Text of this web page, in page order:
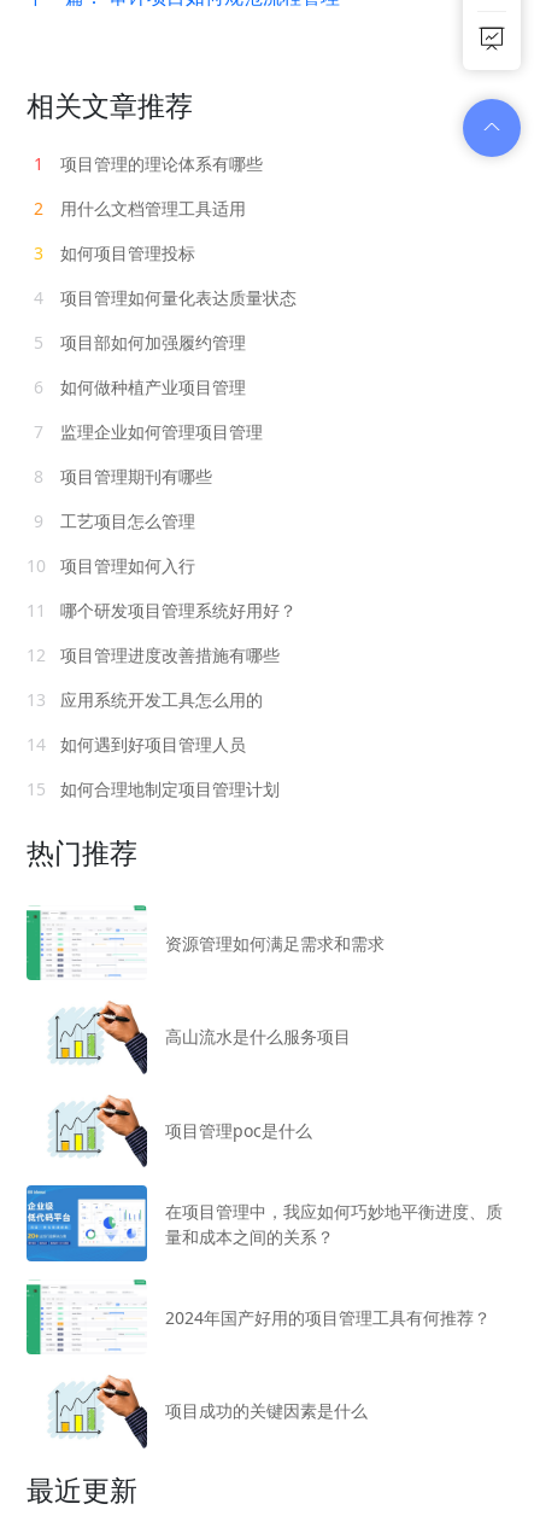
相关文章推荐
1
项目管理的理论体系有哪些
2
用什么文档管理工具适用
3
如何项目管理投标
4
项目管理如何量化表达质量状态
5
项目部如何加强履约管理
6
如何做种植产业项目管理
7
监理企业如何管理项目管理
8
项目管理期刊有哪些
9
工艺项目怎么管理
10
项目管理如何入行
11
哪个研发项目管理系统好用好？
12
项目管理进度改善措施有哪些
13
应用系统开发工具怎么用的
14
如何遇到好项目管理人员
15
如何合理地制定项目管理计划
热门推荐
资源管理如何满足需求和需求
高山流水是什么服务项目
项目管理poc是什么
在项目管理中，我应如何巧妙地平衡进度、质
量和成本之间的关系？
2024年国产好用的项目管理工具有何推荐？
项目成功的关键因素是什么
最近更新